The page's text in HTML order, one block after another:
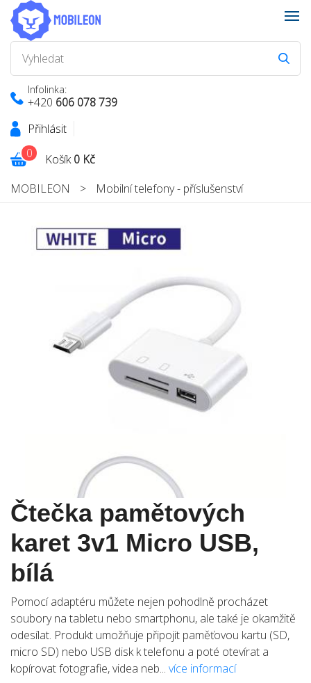
Infolinka:
+420 606 078 739
Přihlásit
Košík0 Kč
0
MOBILEON > Mobilní telefony - příslušenství
Čtečka pamětových
karet 3v1 Micro USB,
bílá
Pomocí adaptéru můžete nejen pohodlně procházet
soubory na tabletu nebo smartphonu, ale také je okamžitě
odesílat. Produkt umožňuje připojit paměťovou kartu (SD,
micro SD) nebo USB disk k telefonu a poté otevírat a
kopírovat fotografie, videa neb... více informací